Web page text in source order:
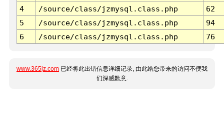
4
/source/class/jzmysql.class.php
62
5
/source/class/jzmysql.class.php
94
6
/source/class/jzmysql.class.php 76
www.365jz.com 已经将此出错信息详细记录, 由此给您带来的访问不便我
们深感歉意.